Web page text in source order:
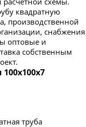
квадратную
производственной
снабжения
оптовые и
собственным
труба